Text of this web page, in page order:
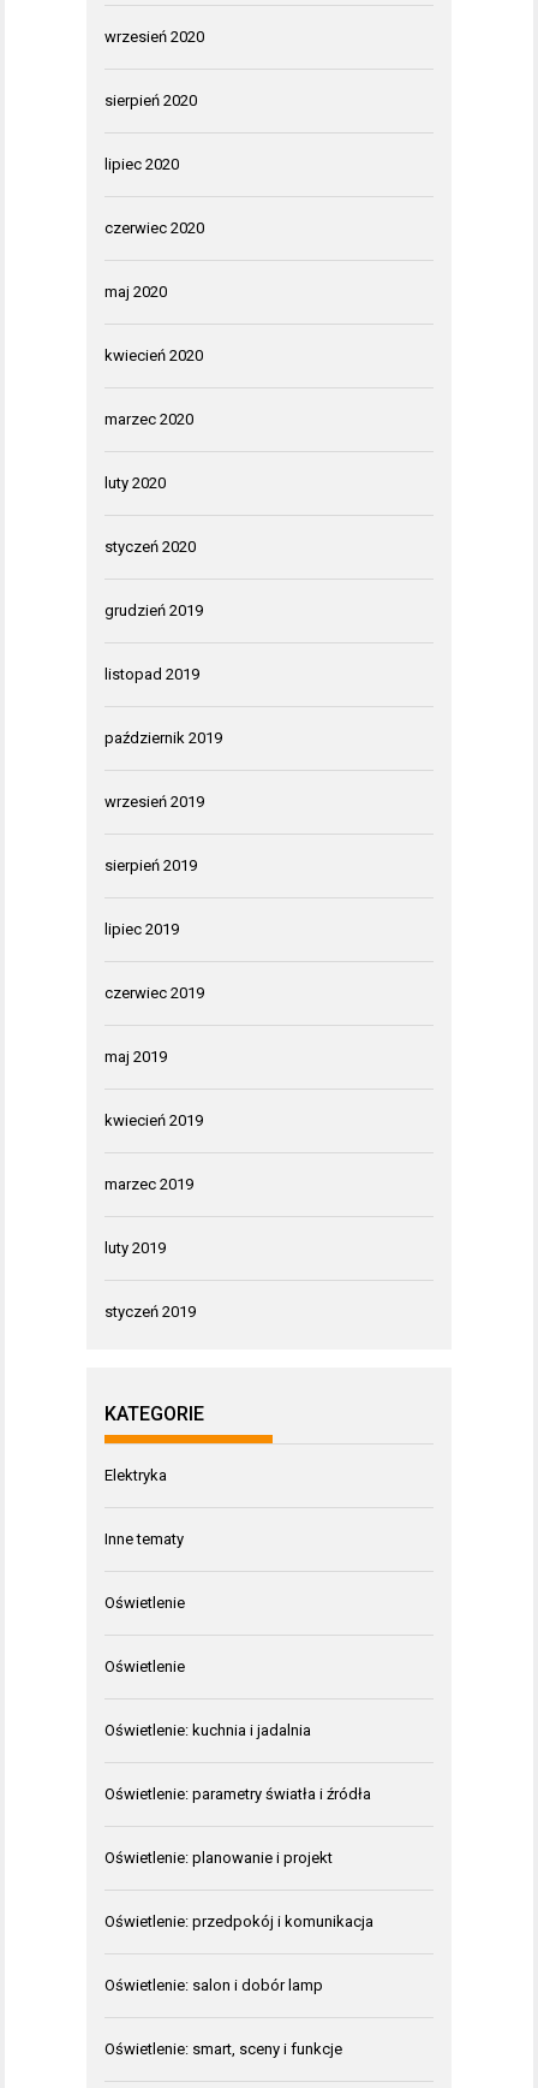
wrzesień 2020
sierpień 2020
lipiec 2020
czerwiec 2020
maj 2020
kwiecień 2020
marzec 2020
luty 2020
styczeń 2020
grudzień 2019
listopad 2019
październik 2019
wrzesień 2019
sierpień 2019
lipiec 2019
czerwiec 2019
maj 2019
kwiecień 2019
marzec 2019
luty 2019
styczeń 2019
KATEGORIE
Elektryka
Inne tematy
Oświetlenie
Oświetlenie
Oświetlenie: kuchnia i jadalnia
Oświetlenie: parametry światła i źródła
Oświetlenie: planowanie i projekt
Oświetlenie: przedpokój i komunikacja
Oświetlenie: salon i dobór lamp
Oświetlenie: smart, sceny i funkcje